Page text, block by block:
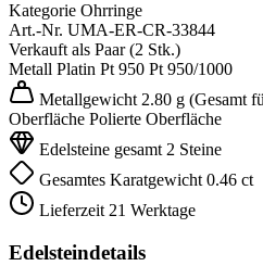
Kategorie Ohrringe
Art.-Nr. UMA-ER-CR-33844
Verkauft als Paar (2 Stk.)
Metall Platin Pt 950 Pt 950/1000
Metallgewicht 2.80 g (Gesamt
Oberfläche Polierte Oberfläche
Edelsteine gesamt 2 Steine
Gesamtes Karatgewicht 0.46 ct
Lieferzeit 21 Werktage
Edelsteindetails